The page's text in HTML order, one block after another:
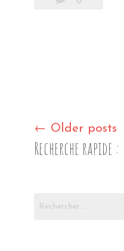
Posts
navigation
← Older posts
Recherche rapide :